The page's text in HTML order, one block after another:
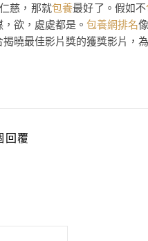
慈，那就包養最好了。假如不
欲，處處都是。 包養網排名像
曉最佳影片獎的獲獎影片，
回覆